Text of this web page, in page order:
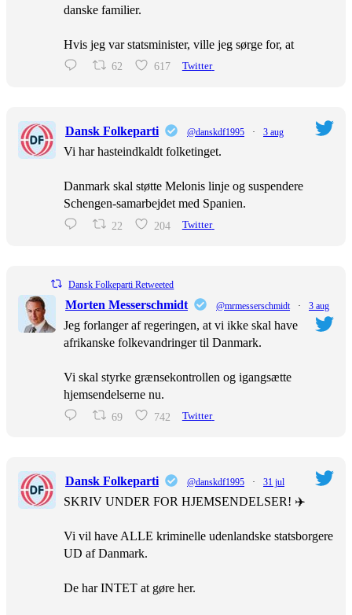
danske familier.
Hvis jeg var statsminister, ville jeg sørge for, at
62 617 Twitter
Dansk Folkeparti @danskdf1995 · 3 aug
Vi har hasteindkaldt folketinget.
Danmark skal støtte Melonis linje og suspendere
Schengen-samarbejdet med Spanien.
22 204 Twitter
Dansk Folkeparti Retweeted
Morten Messerschmidt @mrmesserschmidt · 3 aug
Jeg forlanger af regeringen, at vi ikke skal have
afrikanske folkevandringer til Danmark.
Vi skal styrke grænsekontrollen og igangsætte
hjemsendelserne nu.
69 742 Twitter
Dansk Folkeparti @danskdf1995 · 31 jul
SKRIV UNDER FOR HJEMSENDELSER! ✈️
Vi vil have ALLE kriminelle udenlandske statsborgere
UD af Danmark.
De har INTET at gøre her.